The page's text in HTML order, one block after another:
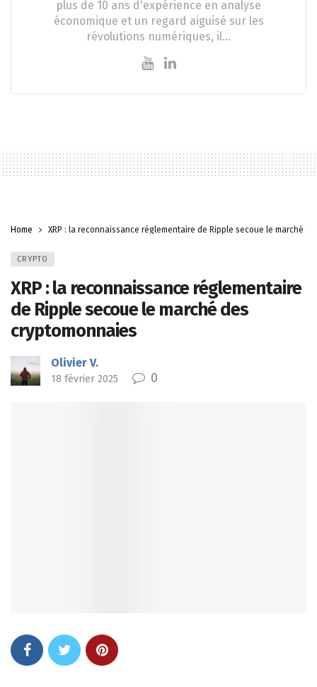
plus de 10 ans d'expérience en analyse
économique et un regard aiguisé sur les
révolutions numériques, il…
Home XRP : la reconnaissance réglementaire de Ripple secoue le marché
CRYPTO
XRP : la reconnaissance réglementaire
de Ripple secoue le marché des
cryptomonnaies
Olivier V.
18 février 2025 0